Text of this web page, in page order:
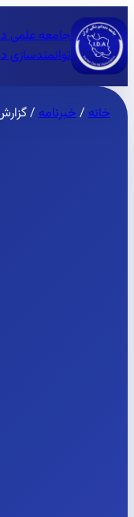
جامعه علمی
توانمندسازی
خانه/خبرنامه/